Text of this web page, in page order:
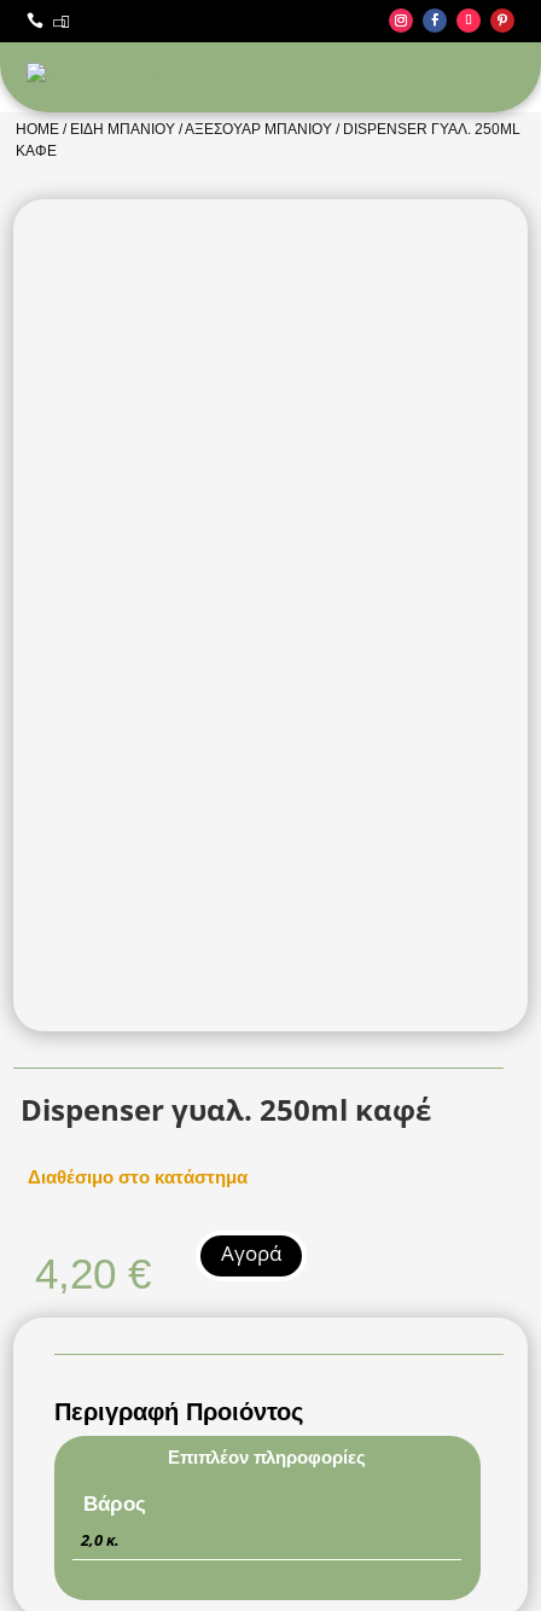
 
HOME / ΕΊΔΗ ΜΠΆΝΙΟΥ /ΑΞΕΣΟΥΆΡ ΜΠΆΝΙΟΥ / DISPENSER ΓΥΑΛ. 250ML
ΚΑΦΈ
Dispenser γυαλ. 250ml καφέ
Διαθέσιμο στο κατάστημα
4,20€ Αγορά
Περιγραφή Προιόντος
Επιπλέον πληροφορίες
Βάρος
2,0 κ.